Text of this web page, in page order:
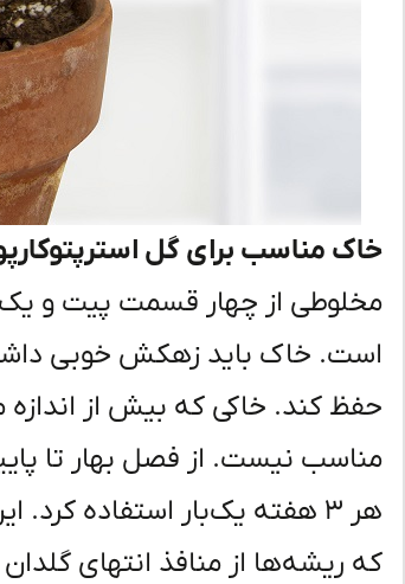
خاک مناسب برای گل
مخلوطی از چهار قسمت پیت و
است. خاک باید زهکش خوبی داشته
حفظ کند. خاکی که بیش از اندازه
مناسب نیست. از فصل بهار تا
هر ۳ هفته یک‌بار استفاده
که ریشه‌ها از منافذ انتهای